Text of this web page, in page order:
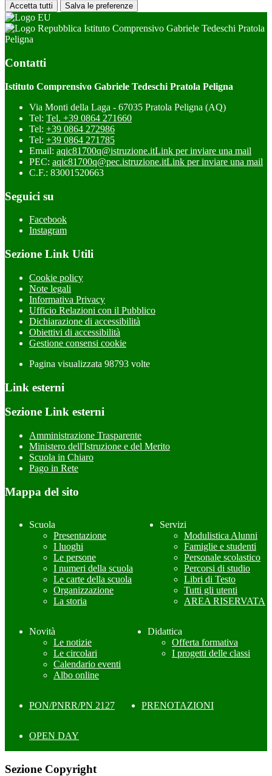
Accetta tutti Salva le preferenze
Istituto Comprensivo Gabriele Tedeschi Pratola
Peligna
Contatti
Istituto Comprensivo Gabriele Tedeschi Pratola Peligna
Via Monti della Laga - 67035 Pratola Peligna (AQ)
Tel: Tel. +39 0864 271660
Tel: +39 0864 272986
Tel: +39 0864 271785
Email: aqic81700q@istruzione.itLink per inviare una mail
PEC: aqic81700q@pec.istruzione.itLink per inviare una mail
C.F.: 83001520663
Seguici su
Facebook
Instagram
Sezione Link Utili
Cookie policy
Note legali
Informativa Privacy
Ufficio Relazioni con il Pubblico
Dichiarazione di accessibilità
Obiettivi di accessibilità
Gestione consensi cookie
Pagina visualizzata 98793 volte
Link esterni
Sezione Link esterni
Amministrazione Trasparente
Ministero dell'Istruzione e del Merito
Scuola in Chiaro
Pago in Rete
Mappa del sito
Scuola
Presentazione
I luoghi
Le persone
I numeri della scuola
Le carte della scuola
Organizzazione
La storia
Servizi
Modulistica Alunni
Famiglie e studenti
Personale scolastico
Percorsi di studio
Libri di Testo
Tutti gli utenti
AREA RISERVATA
Novità
Le notizie
Le circolari
Calendario eventi
Albo online
Didattica
Offerta formativa
I progetti delle classi
PON/PNRR/PN 2127 PRENOTAZIONI
OPEN DAY
Sezione Copyright